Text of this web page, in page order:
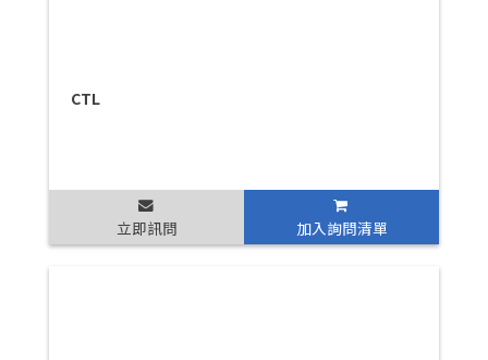
CTL
立即訊問 加入詢問清單